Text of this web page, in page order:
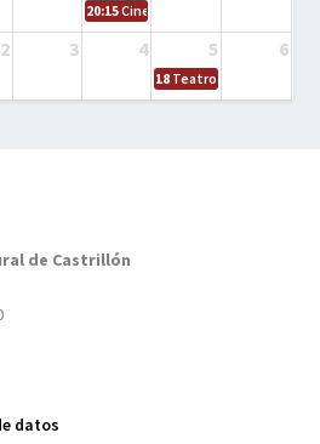
20:15Cine en el calle – Tintín y el
2 3 4 5 6
18 Teatro – Tres
de Castrillón
datos